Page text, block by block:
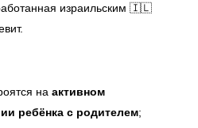
израильским 🇮🇱
на активном
ребёнка с родителем;